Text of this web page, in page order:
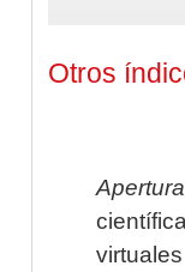
Otros
Apertura